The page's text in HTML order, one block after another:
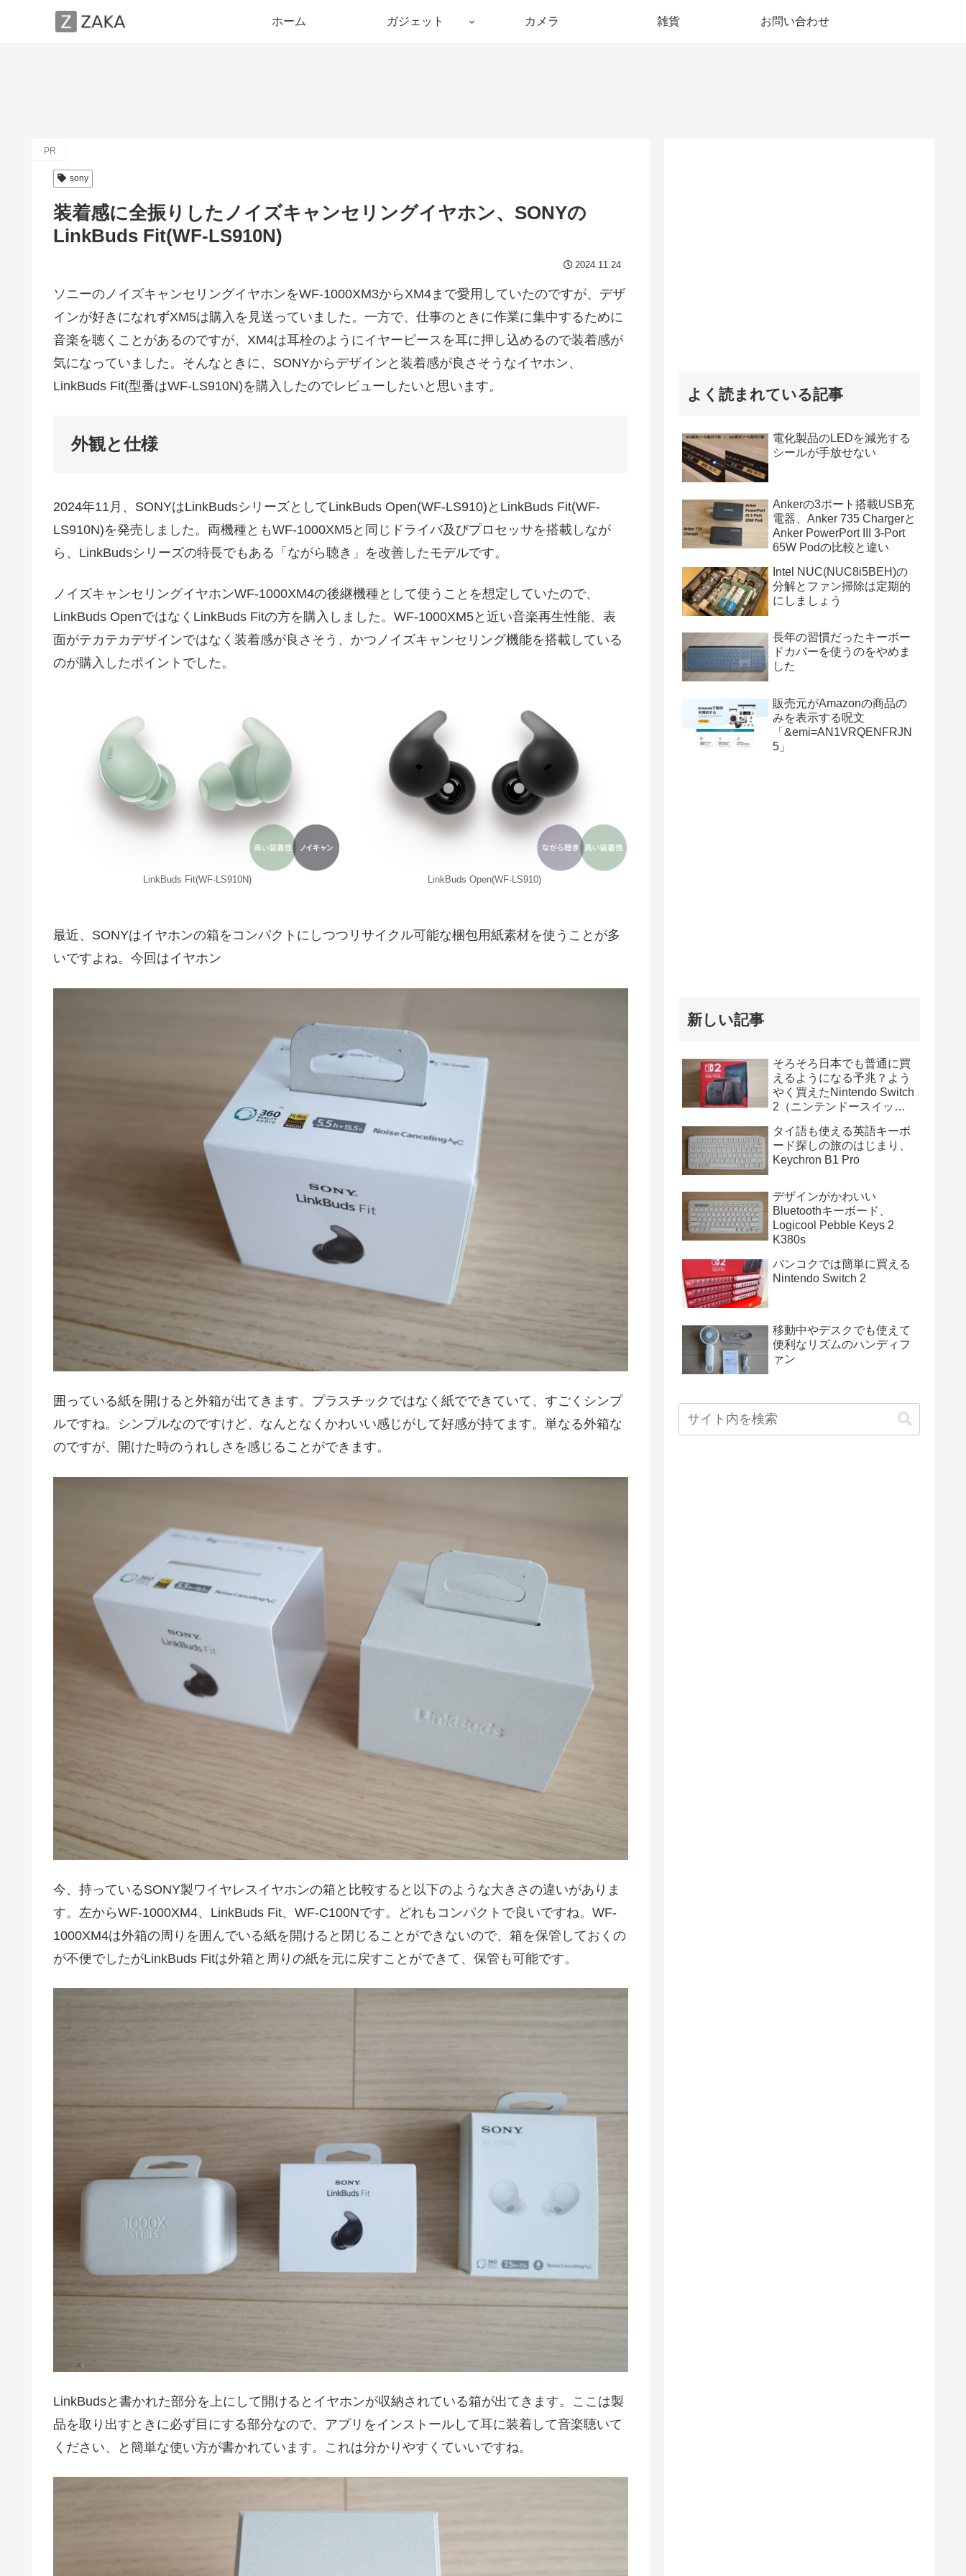
ホーム ガジェット カメラ 雑貨 お問い合わせ
PR
sony
装着感に全振りしたノイズキャンセリングイヤホン、SONYの
LinkBuds Fit(WF-LS910N)
2024.11.24
ソニーのノイズキャンセリングイヤホンをWF-1000XM3からXM4まで愛用していたのですが、デザ
インが好きになれずXM5は購入を見送っていました。一方で、仕事のときに作業に集中するために
音楽を聴くことがあるのですが、XM4は耳栓のようにイヤーピースを耳に押し込めるので装着感が
気になっていました。そんなときに、SONYからデザインと装着感が良さそうなイヤホン、
LinkBuds Fit(型番はWF-LS910N)を購入したのでレビューしたいと思います。
外観と仕様
2024年11月、SONYはLinkBudsシリーズとしてLinkBuds Open(WF-LS910)とLinkBuds Fit(WF-
LS910N)を発売しました。両機種ともWF-1000XM5と同じドライバ及びプロセッサを搭載しなが
ら、LinkBudsシリーズの特長でもある「ながら聴き」を改善したモデルです。
ノイズキャンセリングイヤホンWF-1000XM4の後継機種として使うことを想定していたので、
LinkBuds OpenではなくLinkBuds Fitの方を購入しました。WF-1000XM5と近い音楽再生性能、表
面がテカテカデザインではなく装着感が良さそう、かつノイズキャンセリング機能を搭載している
のが購入したポイントでした。
LinkBuds Fit(WF-LS910N) LinkBuds Open(WF-LS910)
最近、SONYはイヤホンの箱をコンパクトにしつつリサイクル可能な梱包用紙素材を使うことが多
いですよね。今回はイヤホン
囲っている紙を開けると外箱が出てきます。プラスチックではなく紙でできていて、すごくシンプ
ルですね。シンプルなのですけど、なんとなくかわいい感じがして好感が持てます。単なる外箱な
のですが、開けた時のうれしさを感じることができます。
今、持っているSONY製ワイヤレスイヤホンの箱と比較すると以下のような大きさの違いがありま
す。左からWF-1000XM4、LinkBuds Fit、WF-C100Nです。どれもコンパクトで良いですね。WF-
1000XM4は外箱の周りを囲んでいる紙を開けると閉じることができないので、箱を保管しておくの
が不便でしたがLinkBuds Fitは外箱と周りの紙を元に戻すことができて、保管も可能です。
LinkBudsと書かれた部分を上にして開けるとイヤホンが収納されている箱が出てきます。ここは製
品を取り出すときに必ず目にする部分なので、アプリをインストールして耳に装着して音楽聴いて
ください、と簡単な使い方が書かれています。これは分かりやすくていいですね。
よく読まれている記事
電化製品のLEDを減光する
シールが手放せない
Ankerの3ポート搭載USB充
電器、Anker 735 Chargerと
Anker PowerPort III 3-Port
65W Podの比較と違い
Intel NUC(NUC8i5BEH)の
分解とファン掃除は定期的
にしましょう
長年の習慣だったキーボー
ドカバーを使うのをやめま
した
販売元がAmazonの商品の
みを表示する呪文
「&emi=AN1VRQENFRJN
5」
新しい記事
そろそろ日本でも普通に買
えるようになる予兆？よう
やく買えたNintendo Switch
2（ニンテンドースイッチ
タイ語も使える英語キーボ
ード探しの旅のはじまり、
Keychron B1 Pro
デザインがかわいい
Bluetoothキーボード、
Logicool Pebble Keys 2
K380s
バンコクでは簡単に買える
Nintendo Switch 2
移動中やデスクでも使えて
便利なリズムのハンディフ
ァン